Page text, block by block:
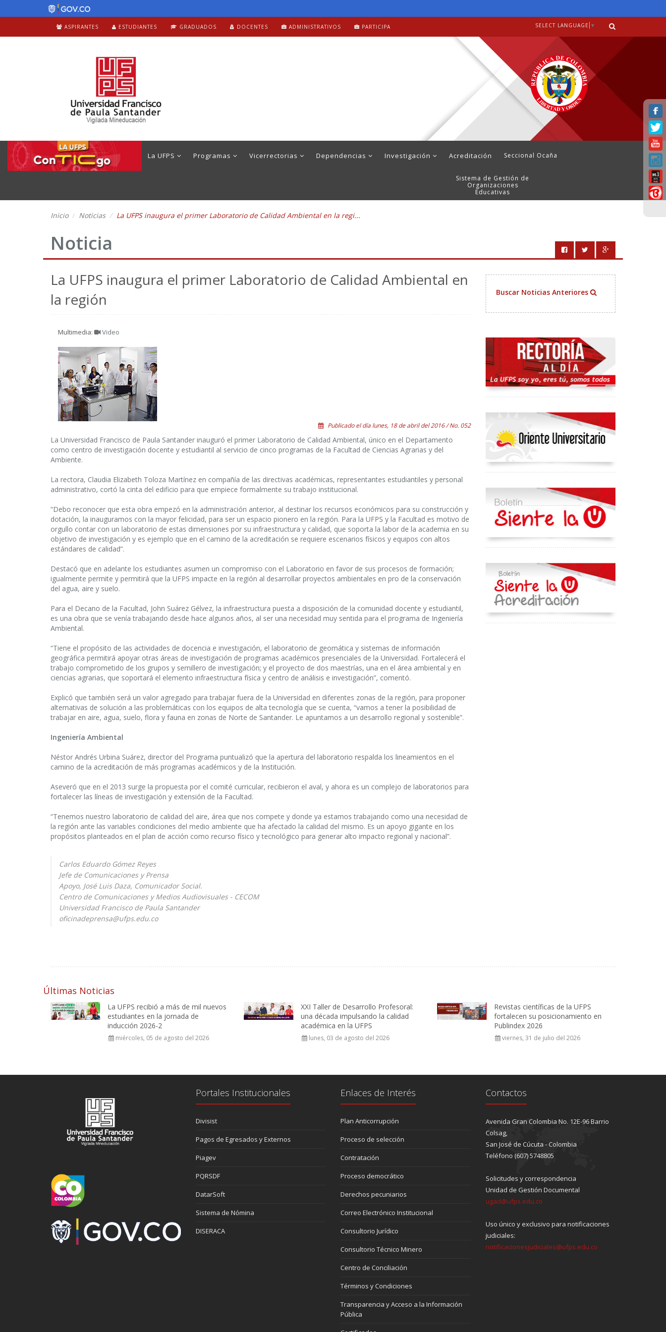
ASPIRANTES ESTUDIANTES GRADUADOS DOCENTES ADMINISTRATIVOS PARTICIPA SELECT LANGUAGE ▼
La UFPS Programas Vicerrectorias Dependencias Investigación Acreditación Seccional Ocaña
Sistema de Gestión de
Organizaciones
Educativas
Inicio Noticias La UFPS inaugura el primer Laboratorio de Calidad Ambiental en la regi...
Noticia
La UFPS inaugura el primer Laboratorio de Calidad Ambiental en
la región
Multimedia: Video
Publicado el día lunes, 18 de abril del 2016 / No. 052
La Universidad Francisco de Paula Santander inauguró el primer Laboratorio de Calidad Ambiental, único en el Departamento
como centro de investigación docente y estudiantil al servicio de cinco programas de la Facultad de Ciencias Agrarias y del
Ambiente.
La rectora, Claudia Elizabeth Toloza Martínez en compañía de las directivas académicas, representantes estudiantiles y personal
administrativo, cortó la cinta del edificio para que empiece formalmente su trabajo institucional.
“Debo reconocer que esta obra empezó en la administración anterior, al destinar los recursos económicos para su construcción y
dotación, la inauguramos con la mayor felicidad, para ser un espacio pionero en la región. Para la UFPS y la Facultad es motivo de
orgullo contar con un laboratorio de estas dimensiones por su infraestructura y calidad, que soporta la labor de la academia en su
objetivo de investigación y es ejemplo que en el camino de la acreditación se requiere escenarios físicos y equipos con altos
estándares de calidad”.
Destacó que en adelante los estudiantes asumen un compromiso con el Laboratorio en favor de sus procesos de formación;
igualmente permite y permitirá que la UFPS impacte en la región al desarrollar proyectos ambientales en pro de la conservación
del agua, aire y suelo.
Para el Decano de la Facultad, John Suárez Gélvez, la infraestructura puesta a disposición de la comunidad docente y estudiantil,
es una obra que se venía trabajando desde hace algunos años, al ser una necesidad muy sentida para el programa de Ingeniería
Ambiental.
“Tiene el propósito de las actividades de docencia e investigación, el laboratorio de geomática y sistemas de información
geográfica permitirá apoyar otras áreas de investigación de programas académicos presenciales de la Universidad. Fortalecerá el
trabajo comprometido de los grupos y semillero de investigación; y el proyecto de dos maestrías, una en el área ambiental y en
ciencias agrarias, que soportará el elemento infraestructura física y centro de análisis e investigación”, comentó.
Explicó que también será un valor agregado para trabajar fuera de la Universidad en diferentes zonas de la región, para proponer
alternativas de solución a las problemáticas con los equipos de alta tecnología que se cuenta, “vamos a tener la posibilidad de
trabajar en aire, agua, suelo, flora y fauna en zonas de Norte de Santander. Le apuntamos a un desarrollo regional y sostenible”.
Ingeniería Ambiental
Néstor Andrés Urbina Suárez, director del Programa puntualizó que la apertura del laboratorio respalda los lineamientos en el
camino de la acreditación de más programas académicos y de la Institución.
Aseveró que en el 2013 surge la propuesta por el comité curricular, recibieron el aval, y ahora es un complejo de laboratorios para
fortalecer las líneas de investigación y extensión de la Facultad.
“Tenemos nuestro laboratorio de calidad del aire, área que nos compete y donde ya estamos trabajando como una necesidad de
la región ante las variables condiciones del medio ambiente que ha afectado la calidad del mismo. Es un apoyo gigante en los
propósitos planteados en el plan de acción como recurso físico y tecnológico para generar alto impacto regional y nacional”.
Carlos Eduardo Gómez Reyes
Jefe de Comunicaciones y Prensa
Apoyo, José Luis Daza, Comunicador Social.
Centro de Comunicaciones y Medios Audiovisuales - CECOM
Universidad Francisco de Paula Santander
oficinadeprensa@ufps.edu.co
Buscar Noticias Anteriores
Últimas Noticias
La UFPS recibió a más de mil nuevos
estudiantes en la jornada de
inducción 2026-2
miércoles, 05 de agosto del 2026
XXI Taller de Desarrollo Profesoral:
una década impulsando la calidad
académica en la UFPS
lunes, 03 de agosto del 2026
Revistas científicas de la UFPS
fortalecen su posicionamiento en
Publindex 2026
viernes, 31 de julio del 2026
Portales Institucionales
Divisist
Pagos de Egresados y Externos
Piagev
PQRSDF
DatarSoft
Sistema de Nómina
DISERACA
Enlaces de Interés
Plan Anticorrupción
Proceso de selección
Contratación
Proceso democrático
Derechos pecuniarios
Correo Electrónico Institucional
Consultorio Jurídico
Consultorio Técnico Minero
Centro de Conciliación
Términos y Condiciones
Transparencia y Acceso a la Información
Pública
Contactos
Avenida Gran Colombia No. 12E-96 Barrio
Colsag,
San José de Cúcuta - Colombia
Teléfono (607) 5748805
Solicitudes y correspondencia
Unidad de Gestión Documental
ugad@ufps.edu.co
Uso único y exclusivo para notificaciones
judiciales:
notificacionesjudiciales@ufps.edu.co